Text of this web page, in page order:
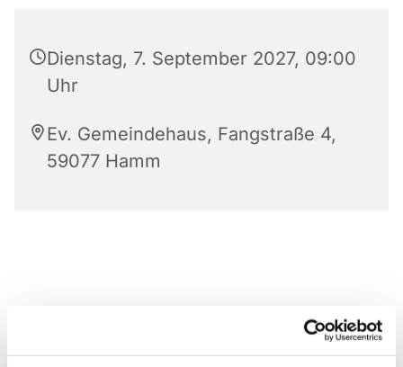
Dienstag, 7. September 2027, 09:00
Uhr
Ev. Gemeindehaus, Fangstraße 4,
59077 Hamm